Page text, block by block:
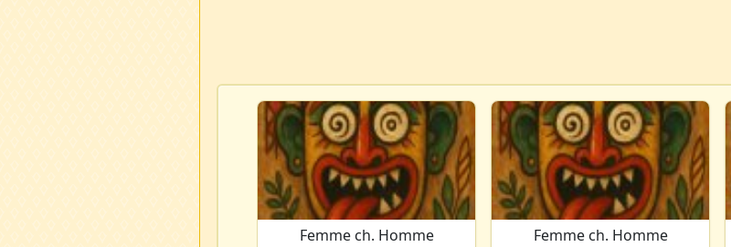
Femme ch. Homme Femme ch. Homme